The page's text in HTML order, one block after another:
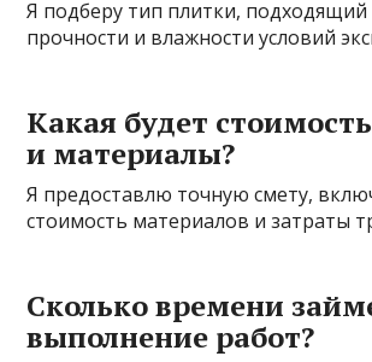
Я подберу тип плитки,
прочности и влажности условий
Какая будет
и материалы?
Я предоставлю точную смету,
стоимость материалов и затраты
Сколько времени
выполнение работ?